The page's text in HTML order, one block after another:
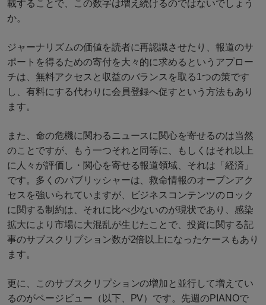
載することで、この数字は増え続けるのではないでしょう
か。
ジャーナリズムの価値を読者に再認識させたり、報道のサ
ポートを得るための寄付を大々的に求めるというアプロー
チは、無料アクセスと収益のバランスを取る1つの策です
し、有料にする代わりに会員登録へ促すという方法もあり
ます。
また、命の危機に関わるニュースに関心を寄せるのは当然
のことですが、もう一つそれと同等に、もしくはそれ以上
に人々が評価し・関心を寄せる報道領域、それは「経済」
です。多くのパブリッシャーは、救命情報のオープンアク
セスを強いられていますが、ビジネスコンテンツのロック
に関する制約は、それに比べ少ないのが現状であり、感染
拡大により市場に大混乱が生じたことで、投資に関する記
事のサブスクリプション数が2倍以上になったケースもあり
ます。
更に、このサブスクリプションの増加と並行して増えてい
るのがページビュー（以下、PV）です。先週のPIANOで